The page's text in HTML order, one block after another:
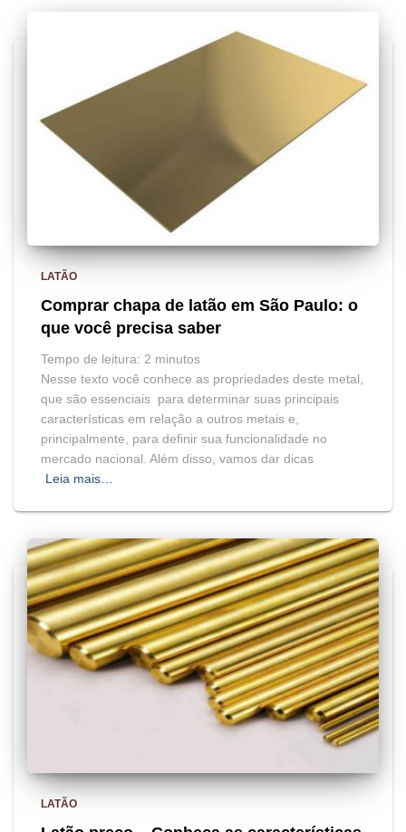
LATÃO
Comprar chapa de latão em São Paulo: o
que você precisa saber
Tempo de leitura: 2 minutos
Nesse texto você conhece as propriedades deste metal,
que são essenciais para determinar suas principais
características em relação a outros metais e,
principalmente, para definir sua funcionalidade no
mercado nacional. Além disso, vamos dar dicas
Leia mais…
LATÃO